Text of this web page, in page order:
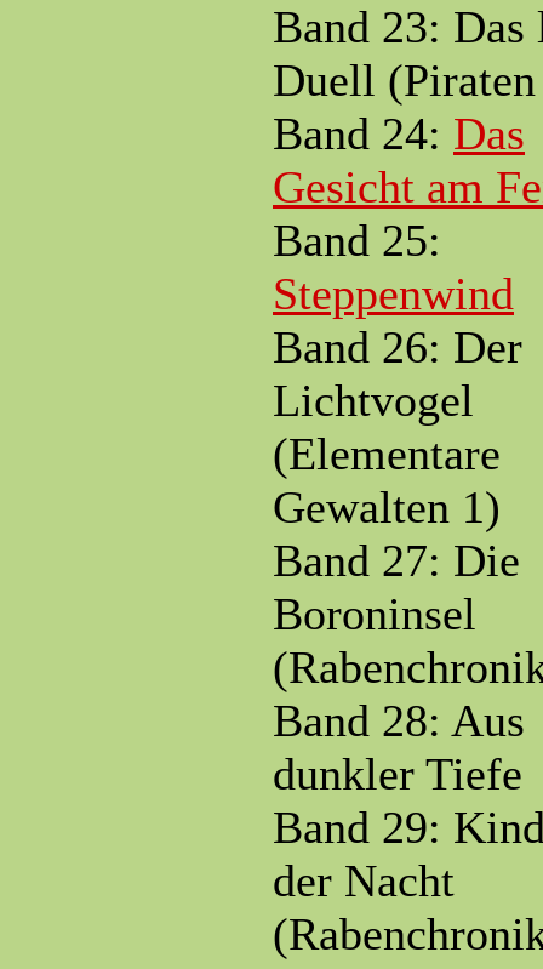
Band 23: Das
Duell
Band 24: Das
Gesicht am
Band 25:
Steppenwind
Band 26: Der
Lichtvogel
(Elementare
Gewalten 1)
Band 27: Die
Boroninsel
Band 28: Aus
dunkler Tiefe
Band 29:
der Nacht